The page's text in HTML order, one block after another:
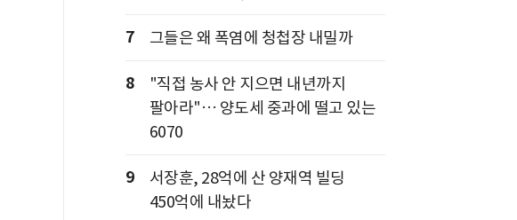
7 그들은 왜 폭염에 청첩장 내밀까
8
"직접 농사 안 지으면 내년까지
팔아라"… 양도세 중과에 떨고 있는
6070
9
서장훈, 28억에 산 양재역 빌딩
450억에 내놨다